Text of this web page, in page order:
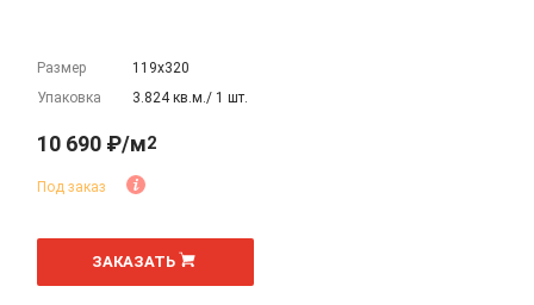
Размер
119х320
Упаковка
3.824 кв.м./ 1 шт.
10 690 ₽/м2
Под заказ
м
ЗАКАЗАТЬ